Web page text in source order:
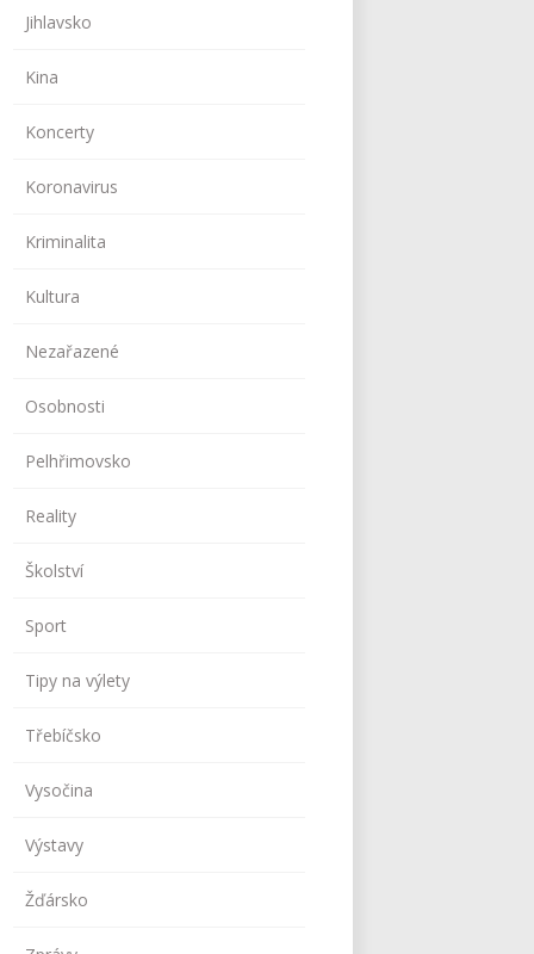
Jihlavsko
Kina
Koncerty
Koronavirus
Kriminalita
Kultura
Nezařazené
Osobnosti
Pelhřimovsko
Reality
Školství
Sport
Tipy na výlety
Třebíčsko
Vysočina
Výstavy
Žďársko